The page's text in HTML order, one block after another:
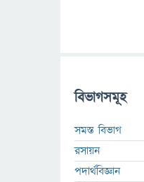
বিভাগসমূহ
সমস্ত বিভাগ
রসায়ন
পদার্থবিজ্ঞান